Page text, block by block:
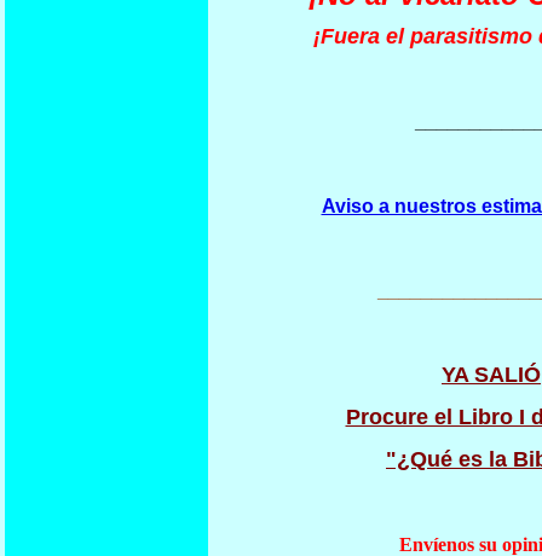
¡Fuera el parasitismo
Aviso a nuestros
YA SALIÓ
Procure el Libro I
"¿Qué es la
Envíenos su